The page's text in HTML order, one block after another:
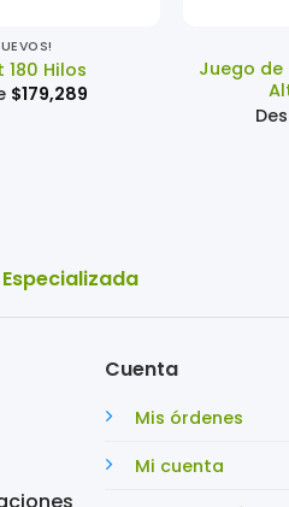
180 Hilos
$179,289
Juego de
Especializada
Cuenta
Mis órdenes
Mi cuenta